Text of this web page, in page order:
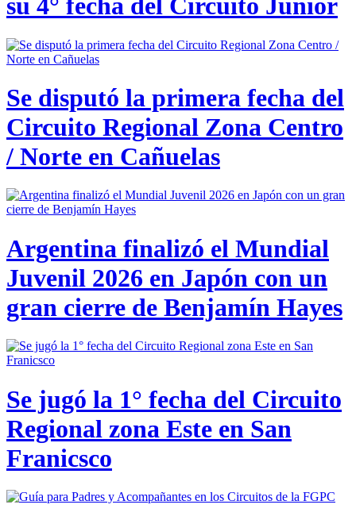
Se disputó la primera fecha del
Circuito Regional Zona Centro
/ Norte en Cañuelas
Argentina finalizó el Mundial
Juvenil 2026 en Japón con un
gran cierre de Benjamín Hayes
Se jugó la 1° fecha del Circuito
Regional zona Este en San
Franicsco